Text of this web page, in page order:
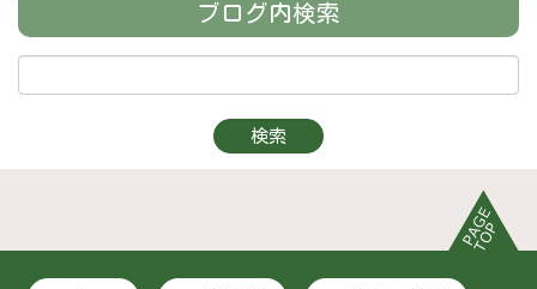
ブログ内検索